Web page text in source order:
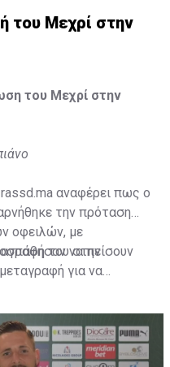
του Μεχρί στην
του Μεχρί στην
αναφέρει πως ο
την πρόταση
οφειλών, με
του στην
να πείσουν
για να
να μετακομίσει
ομάδα το τρέχον